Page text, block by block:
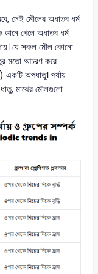
সেই মৌলের অধাতব ধর্ম
ডানে গেলে অধাতব ধর্ম
যে সকল মৌল কোনো
মতো আচরণ করে
অপধাতু। পর্যায়
ধাতু, মাঝের মৌলগুলো